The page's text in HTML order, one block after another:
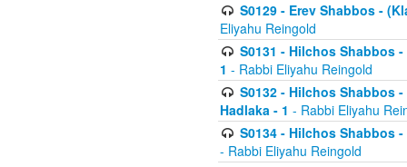
S0129 - Erev Shabbos -
Eliyahu Reingold
S0131 - Hilchos Shabbos
1 - Rabbi Eliyahu Reingold
S0132 - Hilchos Shabbos
Hadlaka - 1 - Rabbi Eliyahu
S0134 - Hilchos Shabbos
- Rabbi Eliyahu Reingold